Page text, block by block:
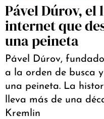
Pável Dúrov,
internet que
una peineta
Pável Dúrov,
a la orden de busca
una peineta. La
lleva más de una
Kremlin